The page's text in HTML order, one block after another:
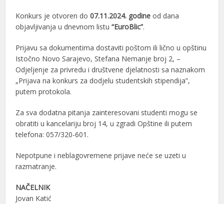
Konkurs je otvoren do07.11.2024. godine od dana
objavljivanja u dnevnom listu“EuroBlic”.
Prijavu sa dokumentima dostaviti poštom ili lično u opštinu
Istočno Novo Sarajevo, Stefana Nemanje broj 2, –
Odjeljenje za privredu i društvene djelatnosti sa naznakom
„Prijava na konkurs za dodjelu studentskih stipendija”,
putem protokola.
Za sva dodatna pitanja zainteresovani studenti mogu se
obratiti u kancelariju broj 14, u zgradi Opštine ili putem
telefona: 057/320-601.
Nepotpune i neblagovremene prijave neće se uzeti u
razmatranje.
NAČELNIK
Jovan Katić